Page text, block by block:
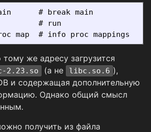
# break main
# run
же адресу загрузится
2.23.so (а не libc.so.6 ),
и содержащая дополнительную
Однако общий смысл
получить из файла